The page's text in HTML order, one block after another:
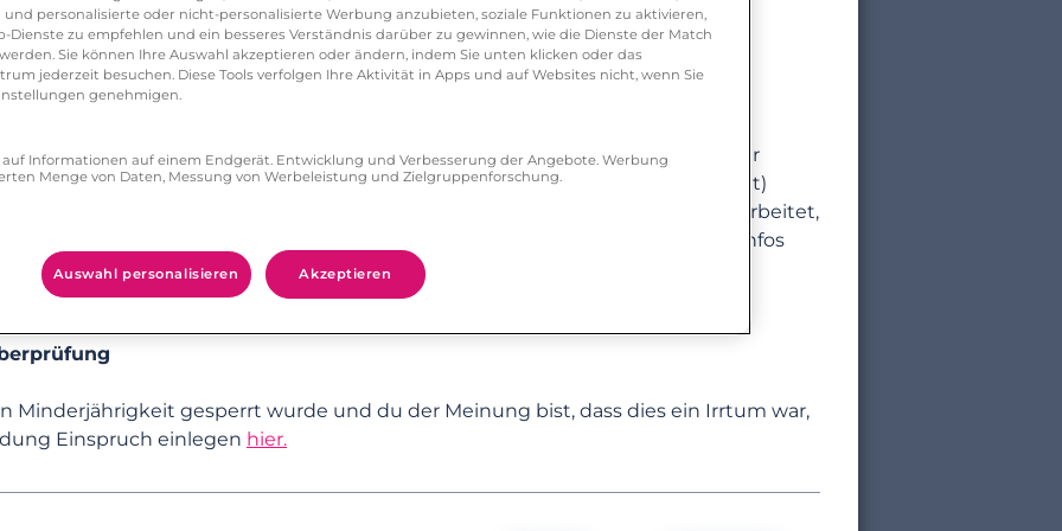
es melden?
Entscheidungsfindung und Profiling
vorkommt. Was kann ich tun?
sind?
Plattform tun?
Modelle zu trainieren, die unsere Vertrauens- und Sicherheitstools
und Tools zu testen und zu überprüfen.
Altersüberprüfung gespeichert?
gescanntes Foto für 3 Monate gespeichert. Ein aus deinem Foto berechneter
(Wahrscheinlichkeit, dass dein Foto eine Person unter 18 Jahren zeigt)
werden deine Account-Fotos ganz normal als Teil deines Profils verarbeitet,
werden gemäß unserer
gespeichert. Mehr Infos
findest du in unserem Artikel unter
Minderjährigkeit gesperrt wurde und du der Meinung bist, dass dies ein Irrtum war,
Einspruch einlegen hier.
personalisierte oder nicht-personalisierte Werbung anzubieten, soziale Funktionen zu aktivieren,
Dienste zu empfehlen und ein besseres Verständnis darüber zu gewinnen, wie die Dienste der Match
Sie können Ihre Auswahl akzeptieren oder ändern, indem Sie unten klicken oder das
jederzeit besuchen. Diese Tools verfolgen Ihre Aktivität in Apps und auf Websites nicht, wenn Sie
genehmigen.
Informationen auf einem Endgerät. Entwicklung und Verbesserung der Angebote. Werbung
Menge von Daten, Messung von Werbeleistung und Zielgruppenforschung.
Auswahl personalisieren Akzeptieren